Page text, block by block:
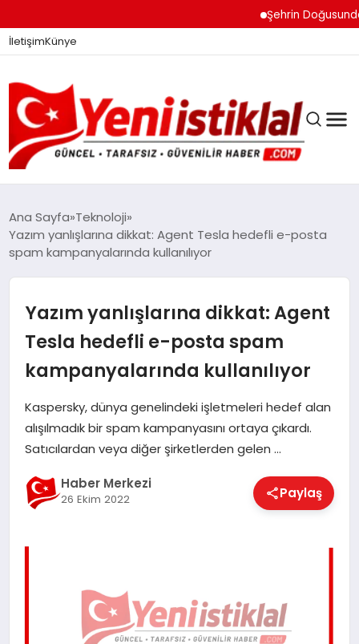
Şehrin Doğusundan
İletişimKünye
GÜNDEM
DÜNYA
EĞITIM
EKONOMI
MAGAZIN
Ana Sayfa Teknoloji
Yazım yanlışlarına dikkat: Agent Tesla hedefli e-posta
spam kampanyalarında kullanılıyor
Yazım yanlışlarına dikkat: Agent
Tesla hedefli e-posta spam
kampanyalarında kullanılıyor
Kaspersky, dünya genelindeki işletmeleri hedef alan
alışılmadık bir spam kampanyasını ortaya çıkardı.
Satıcılardan veya diğer şirketlerden gelen …
Haber Merkezi
26 Ekim 2022 Paylaş